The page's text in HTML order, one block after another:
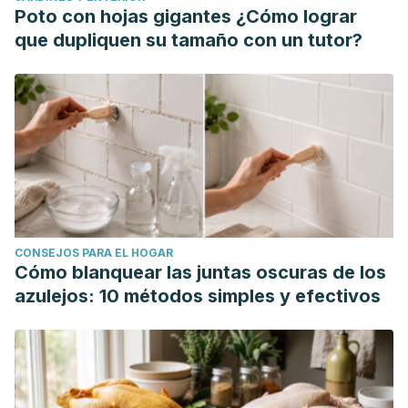
https://pmc.ncbi.nlm.nih.gov/articles/PMC8305097/
González, N., Marquès, M., Nadal, M., & Domingo, J. L.
(2020). Meat consumption: Which are the current global
risks? A review of recent (2010-2020) evidences.
Research International (Ottawa, Ont.),
https://pmc.ncbi.nlm.nih.gov/articles/PMC7256495/
Harvard T.H. Chan School of Public Health. (2024).
Carnivore diet a ‘terrible idea’. Consultado el 19 de
diciembre de 2024.
https://hsph.harvard.edu/news/carnivore-diet-terrible-idea/
Huber-Disla, N. (2024). The carnivore diet: What does the
evidence say?
T. Colin Campbell Center for Nutrition
Studies
. Consultado el 19 de diciembre de 2024.
https://nutritionstudies.org/the-carnivore-diet-what-does-
the-evidence-say/
Kahrizi, Pouria. (2024). The Effect of the Carnivore Diet
Poto con hojas gigantes ¿Cómo lograr
que dupliquen su tamaño con un tutor?
CONSEJOS PARA EL HOGAR
Cómo blanquear las juntas oscuras de los
azulejos: 10 métodos simples y efectivos